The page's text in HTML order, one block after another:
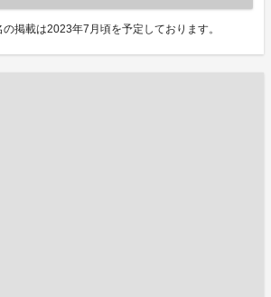
掲載は2023年7月頃を予定しております。